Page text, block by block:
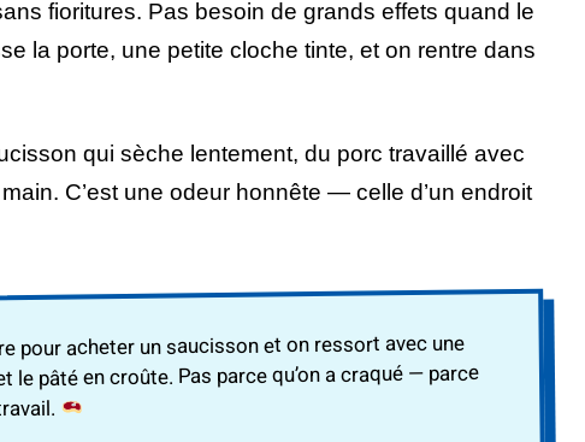
fioritures. Pas besoin de grands effets quand le
la porte, une petite cloche tinte, et on rentre dans
qui sèche lentement, du porc travaillé avec
C’est une odeur honnête — celle d’un endroit
pour acheter un saucisson et on ressort avec une
le pâté en croûte. Pas parce qu’on a craqué — parce